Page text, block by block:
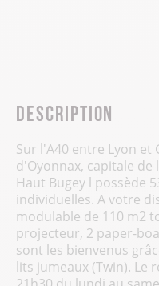
Description
Sur l'A40 entre Lyon et
d'Oyonnax, capitale de
Haut Bugey l possède
individuelles. A votre
modulable de 110 m2
projecteur, 2 paper-
sont les bienvenus
lits jumeaux (Twin). Le